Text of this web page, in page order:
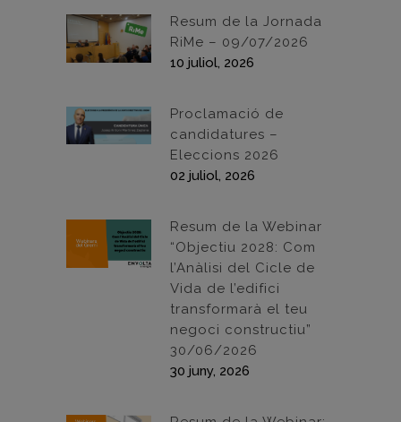
Resum de la Jornada
RiMe – 09/07/2026
10 juliol, 2026
Proclamació de
candidatures –
Eleccions 2026
02 juliol, 2026
Resum de la Webinar
“Objectiu 2028: Com
l’Anàlisi del Cicle de
Vida de l’edifici
transformarà el teu
negoci constructiu”
30/06/2026
30 juny, 2026